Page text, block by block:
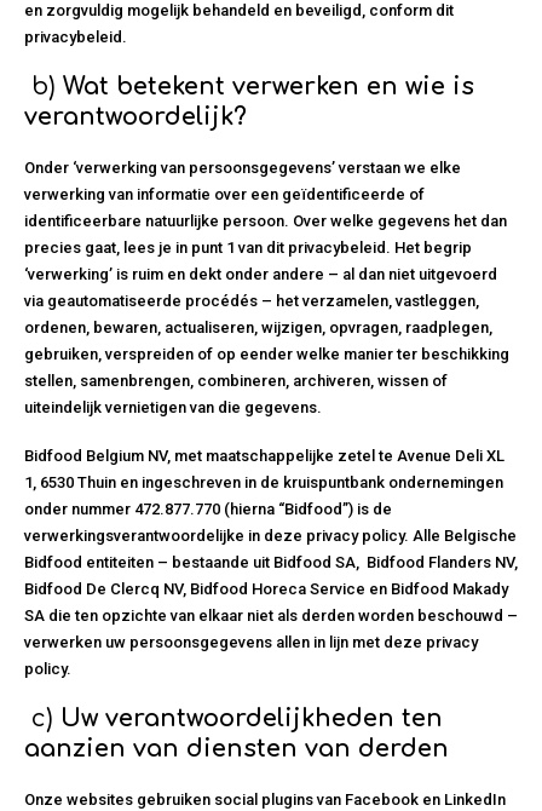
en zorgvuldig mogelijk behandeld en beveiligd, conform dit
privacybeleid.
b) Wat betekent verwerken en wie is
verantwoordelijk?
Onder ‘verwerking van persoonsgegevens’ verstaan we elke
verwerking van informatie over een geïdentificeerde of
identificeerbare natuurlijke persoon. Over welke gegevens het dan
precies gaat, lees je in punt 1 van dit privacybeleid. Het begrip
‘verwerking’ is ruim en dekt onder andere – al dan niet uitgevoerd
via geautomatiseerde procédés – het verzamelen, vastleggen,
ordenen, bewaren, actualiseren, wijzigen, opvragen, raadplegen,
gebruiken, verspreiden of op eender welke manier ter beschikking
stellen, samenbrengen, combineren, archiveren, wissen of
uiteindelijk vernietigen van die gegevens.
Bidfood Belgium NV, met maatschappelijke zetel te Avenue Deli XL
1, 6530 Thuin en ingeschreven in de kruispuntbank ondernemingen
onder nummer 472.877.770 (hierna “Bidfood”) is de
verwerkingsverantwoordelijke in deze privacy policy. Alle Belgische
Bidfood entiteiten – bestaande uit Bidfood SA, Bidfood Flanders NV,
Bidfood De Clercq NV, Bidfood Horeca Service en Bidfood Makady
SA die ten opzichte van elkaar niet als derden worden beschouwd –
verwerken uw persoonsgegevens allen in lijn met deze privacy
policy.
c) Uw verantwoordelijkheden ten
aanzien van diensten van derden
Onze websites gebruiken social plugins van Facebook en LinkedIn